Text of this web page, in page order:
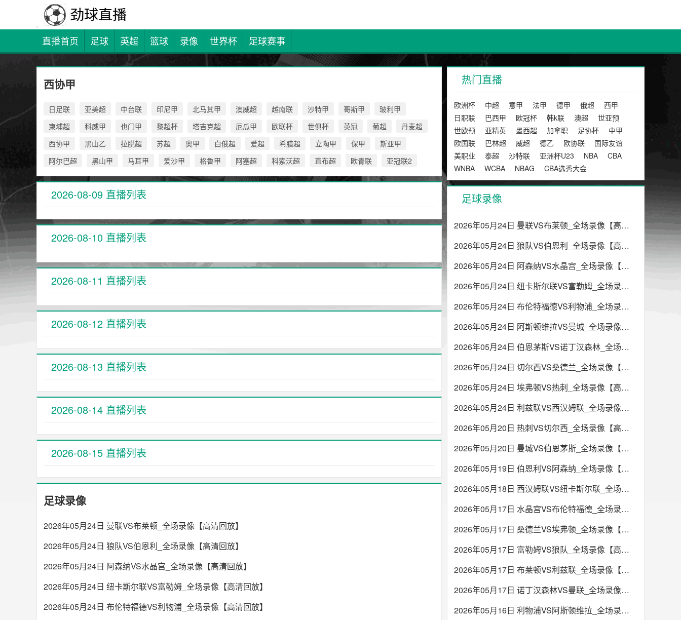
直播首页 足球 英超 篮球 录像 世界杯 足球赛事
西协甲
日足联 亚美超 中台联 印尼甲 北马其甲 澳威超 越南联 沙特甲 哥斯甲
玻利甲
柬埔超
科威甲 也门甲 黎超杯 塔吉克超 厄瓜甲 欧联杯 世俱杯 英冠 葡超
丹麦超
西协甲
黑山乙 拉脱超 苏超 奥甲 白俄超 爱超 希腊超 立陶甲 保甲
斯亚甲
阿尔巴超
黑山甲 马耳甲 爱沙甲 格鲁甲 阿塞超 科索沃超 直布超 欧青联 亚冠联2
2026-08-09 直播列表
2026-08-10 直播列表
2026-08-11 直播列表
2026-08-12 直播列表
2026-08-13 直播列表
2026-08-14 直播列表
2026-08-15 直播列表
足球录像
2026年05月24日 曼联VS布莱顿_全场录像【高清回放】
2026年05月24日 狼队VS伯恩利_全场录像【高清回放】
2026年05月24日 阿森纳VS水晶宫_全场录像【高清回放】
2026年05月24日 纽卡斯尔联VS富勒姆_全场录像【高清回放】
2026年05月24日 布伦特福德VS利物浦_全场录像【高清回放】
热门直播
欧洲杯 中超 意甲 法甲 德甲 俄超
西甲
日职联
巴西甲 欧冠杯 韩k联 澳超
世亚预
世欧预
亚精英 墨西超 加拿职 足协杯
中甲
欧国联
巴林超 威超 德乙 欧协联
国际友谊
美职业
泰超 沙特联 亚洲杯U23 NBA
CBA
WNBA
WCBA NBAG CBA选秀大会
足球录像
2026年05月24日 曼联VS布莱顿_全场录像【高清回放】
2026年05月24日 狼队VS伯恩利_全场录像【高清回放】
2026年05月24日 阿森纳VS水晶宫_全场录像【高清回放】
2026年05月24日 纽卡斯尔联VS富勒姆_全场录像【高清回放】
2026年05月24日 布伦特福德VS利物浦_全场录像【高清回放】
2026年05月24日 阿斯顿维拉VS曼城_全场录像【高清回放】
2026年05月24日 伯恩茅斯VS诺丁汉森林_全场录像【高清回放】
2026年05月24日 切尔西VS桑德兰_全场录像【高清回放】
2026年05月24日 埃弗顿VS热刺_全场录像【高清回放】
2026年05月24日 利兹联VS西汉姆联_全场录像【高清回放】
2026年05月20日 热刺VS切尔西_全场录像【高清回放】
2026年05月20日 曼城VS伯恩茅斯_全场录像【高清回放】
2026年05月19日 伯恩利VS阿森纳_全场录像【高清回放】
2026年05月18日 西汉姆联VS纽卡斯尔联_全场录像【高清回放】
2026年05月17日 水晶宫VS布伦特福德_全场录像【高清回放】
2026年05月17日 桑德兰VS埃弗顿_全场录像【高清回放】
2026年05月17日 富勒姆VS狼队_全场录像【高清回放】
2026年05月17日 布莱顿VS利兹联_全场录像【高清回放】
2026年05月17日 诺丁汉森林VS曼联_全场录像【高清回放】
2026年05月16日 利物浦VS阿斯顿维拉_全场录像【高清回放】